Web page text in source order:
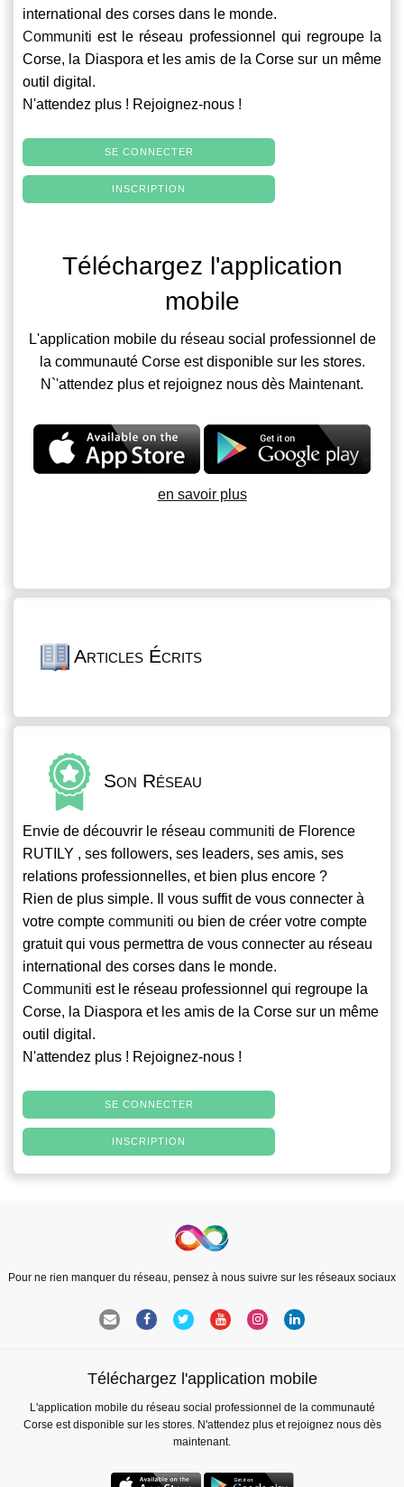
international des corses dans le monde.
Communiti est le réseau professionnel qui regroupe la
Corse, la Diaspora et les amis de la Corse sur un même
outil digital.
N'attendez plus ! Rejoignez-nous !
SE CONNECTER
INSCRIPTION
Téléchargez l'application
mobile
L'application mobile du réseau social professionnel de
la communauté Corse est disponible sur les stores.
N`'attendez plus et rejoignez nous dès Maintenant.
en savoir plus
Articles Écrits
Son Réseau
Envie de découvrir le réseau communiti de Florence
RUTILY , ses followers, ses leaders, ses amis, ses
relations professionnelles, et bien plus encore ?
Rien de plus simple. Il vous suffit de vous connecter à
votre compte communiti ou bien de créer votre compte
gratuit qui vous permettra de vous connecter au réseau
international des corses dans le monde.
Communiti est le réseau professionnel qui regroupe la
Corse, la Diaspora et les amis de la Corse sur un même
outil digital.
N'attendez plus ! Rejoignez-nous !
SE CONNECTER
INSCRIPTION
Pour ne rien manquer du réseau, pensez à nous suivre sur les réseaux sociaux
Téléchargez l'application mobile
L'application mobile du réseau social professionnel de la communauté
Corse est disponible sur les stores. N'attendez plus et rejoignez nous dès
maintenant.